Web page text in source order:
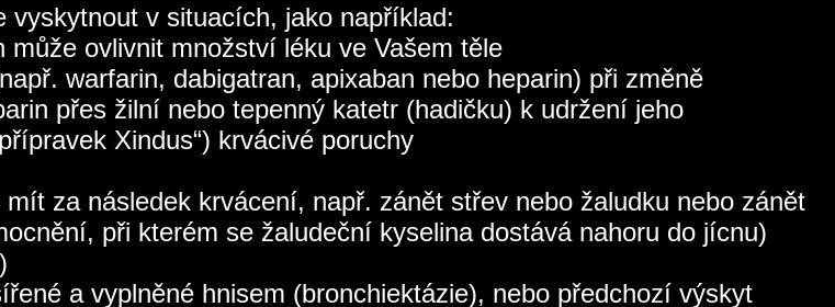
v situacích, jako například:
ovlivnit množství léku ve Vašem těle
warfarin, dabigatran, apixaban nebo heparin) při změně
přes žilní nebo tepenný katetr (hadičku) k udržení jeho
Xindus“) krvácivé poruchy
za následek krvácení, např. zánět střev nebo žaludku nebo zánět
při kterém se žaludeční kyselina dostává nahoru do jícnu)
a vyplněné hnisem (bronchiektázie), nebo předchozí výskyt